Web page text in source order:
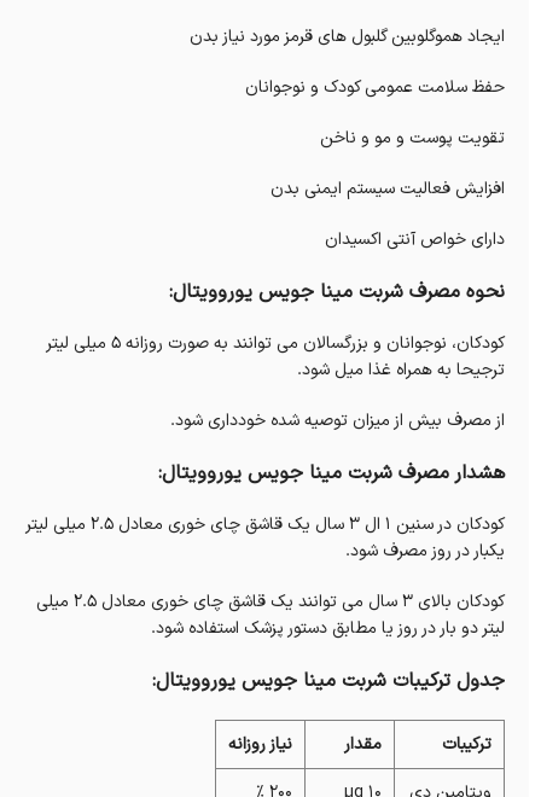
ایجاد هموگلوبین گلبول های قرمز مورد نیاز بدن
حفظ سلامت عمومی کودک و نوجوانان
تقویت پوست و مو و ناخن
افزایش فعالیت سیستم ایمنی بدن
دارای خواص آنتی اکسیدان
نحوه مصرف شربت مینا جویس یوروویتال:
کودکان، نوجوانان و بزرگسالان می توانند به صورت روزانه 5 میلی لیتر
ترجیحا به همراه غذا میل شود.
از مصرف بیش از میزان توصیه شده خودداری شود.
هشدار مصرف شربت مینا جویس یوروویتال:
کودکان در سنین 1 ال 3 سال یک قاشق چای خوری معادل 2.5 میلی لیتر
یکبار در روز مصرف شود.
کودکان بالای 3 سال می توانند یک قاشق چای خوری معادل 2.5 میلی
لیتر دو بار در روز یا مطابق دستور پزشک استفاده شود.
جدول ترکیبات شربت مینا جویس یوروویتال:
ترکیبات مقدار
نیاز روزانه